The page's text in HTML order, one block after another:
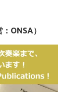
ONSA）